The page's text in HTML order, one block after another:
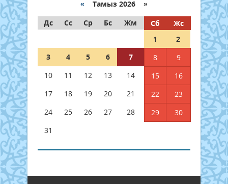
« Тамыз 2026 »
Дс
Сс Ср Бс Жм Сб
Жс
1
2
3
4 5 6 7 8
9
10
11 12 13 14 15
16
17
18 19 20 21 22
23
24
25 26 27 28 29
30
31